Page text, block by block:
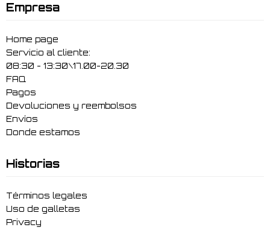
Empresa
Home page
Servicio al cliente:
08:30 - 13:30\17.00-20.30
FAQ
Pagos
Devoluciones y reembolsos
Envíos
Donde estamos
Historias
Términos legales
Uso de galletas
Privacy